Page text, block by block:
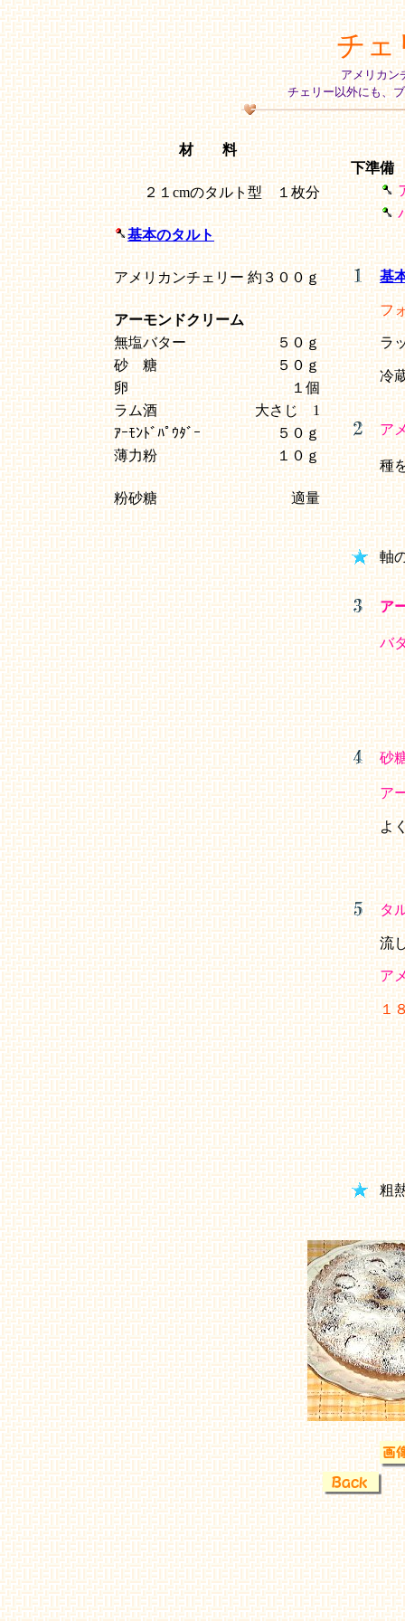
チェ
アメリカン
チェリー以外にも、
材 料
２１cmのタルト型 １枚分
基本のタルト
アメリカンチェリー 約３００ｇ
アーモンドクリーム
無塩バター
５０ｇ
砂 糖
５０ｇ
卵
１個
ラム酒
大さじ 1
ｱｰﾓﾝﾄﾞﾊﾟｳﾀﾞｰ
５０ｇ
薄力粉
１０ｇ
粉砂糖 適量
下準備
基
フ
ラ
冷
ア
種
軸
ア
バ
砂
ア
よ
タ
流
ア
１
粗